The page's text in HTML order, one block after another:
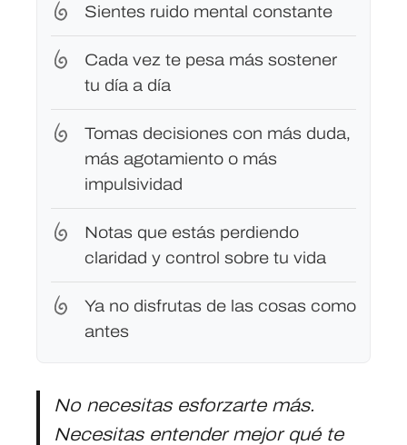
Sientes ruido mental constante
Cada vez te pesa más sostener
tu día a día
Tomas decisiones con más duda,
más agotamiento o más
impulsividad
Notas que estás perdiendo
claridad y control sobre tu vida
Ya no disfrutas de las cosas como
antes
No necesitas esforzarte más.
Necesitas entender mejor qué te